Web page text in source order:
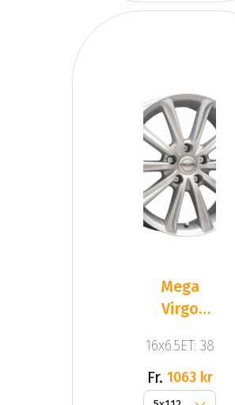
Mega
Virgo
16x6.5ET: 38
Fr. 1063 kr